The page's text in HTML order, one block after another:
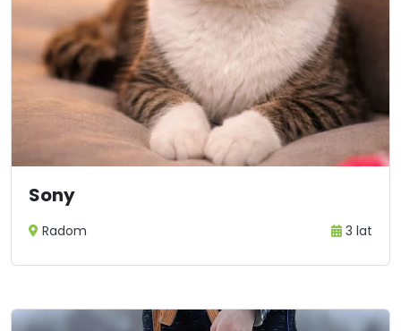
Sony
Radom 3 lat